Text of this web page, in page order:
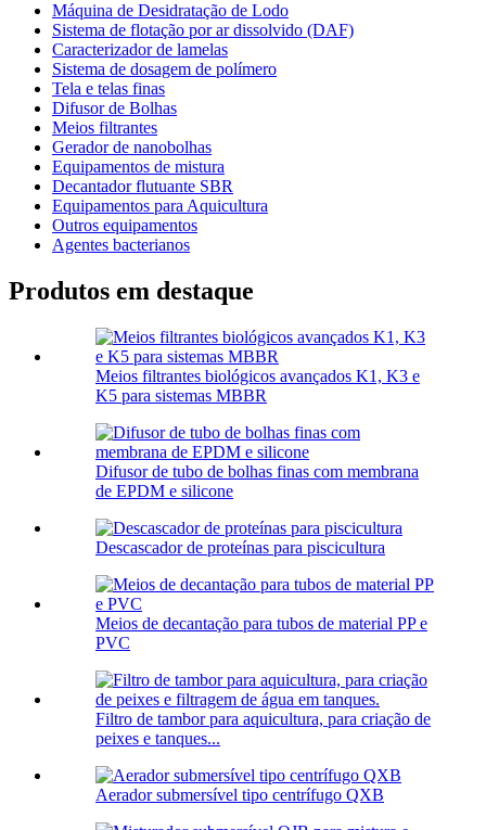
Máquina de Desidratação de Lodo
Sistema de flotação por ar dissolvido (DAF)
Caracterizador de lamelas
Sistema de dosagem de polímero
Tela e telas finas
Difusor de Bolhas
Meios filtrantes
Gerador de nanobolhas
Equipamentos de mistura
Decantador flutuante SBR
Equipamentos para Aquicultura
Outros equipamentos
Agentes bacterianos
Produtos em destaque
Meios filtrantes biológicos avançados K1, K3 e
K5 para sistemas MBBR
Difusor de tubo de bolhas finas com membrana
de EPDM e silicone
Descascador de proteínas para piscicultura
Meios de decantação para tubos de material PP e
PVC
Filtro de tambor para aquicultura, para criação de
peixes e tanques...
Aerador submersível tipo centrífugo QXB